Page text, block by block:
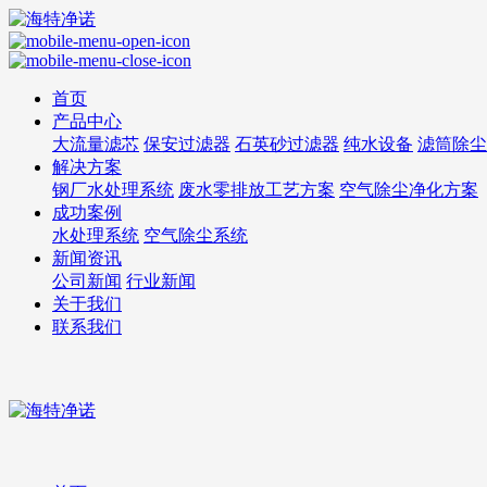
首页
产品中心
大流量滤芯 保安过滤器 石英砂过滤器 纯水设备 滤筒除
解决方案
钢厂水处理系统 废水零排放工艺方案 空气除尘净化方案
成功案例
水处理系统 空气除尘系统
新闻资讯
公司新闻 行业新闻
关于我们
联系我们